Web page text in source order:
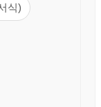
담이 되는 대상
식)